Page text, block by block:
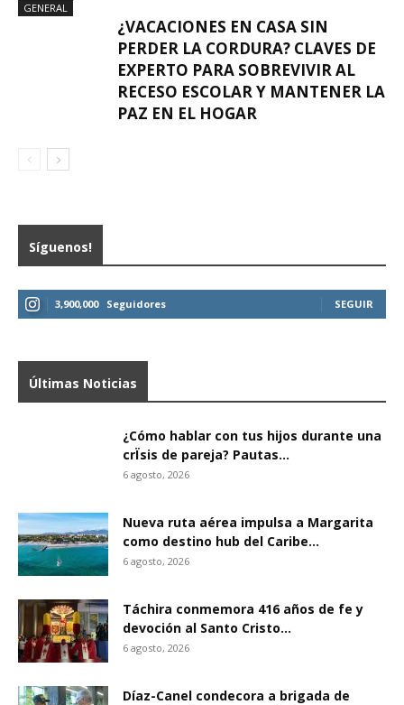
GENERAL
¿VACACIONES EN CASA SIN
PERDER LA CORDURA? CLAVES DE
EXPERTO PARA SOBREVIVIR AL
RECESO ESCOLAR Y MANTENER LA
PAZ EN EL HOGAR
Síguenos!
3,900,000 Seguidores SEGUIR
Últimas Noticias
¿Cómo hablar con tus hijos durante una
crÏsis de pareja? Pautas...
6 agosto, 2026
Nueva ruta aérea impulsa a Margarita
como destino hub del Caribe...
6 agosto, 2026
Táchira conmemora 416 años de fe y
devoción al Santo Cristo...
6 agosto, 2026
Díaz-Canel condecora a brigada de